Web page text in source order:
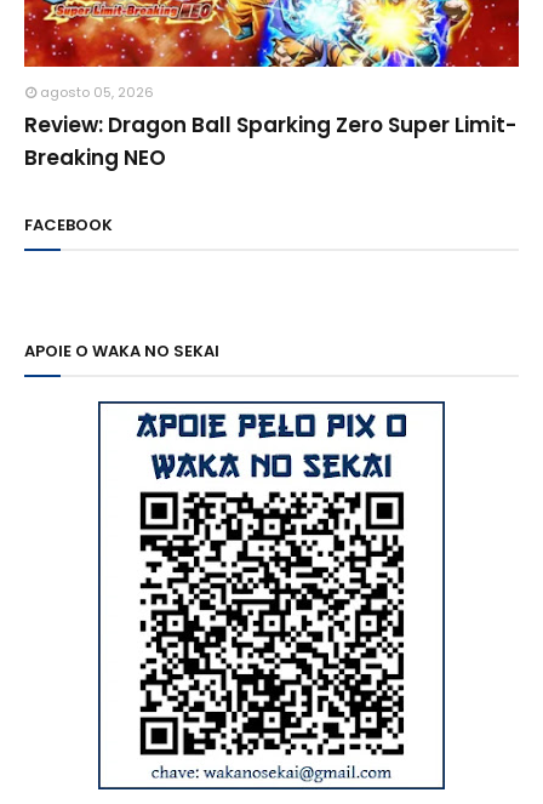
agosto 05, 2026
Review: Dragon Ball Sparking Zero Super Limit-
Breaking NEO
FACEBOOK
APOIE O WAKA NO SEKAI